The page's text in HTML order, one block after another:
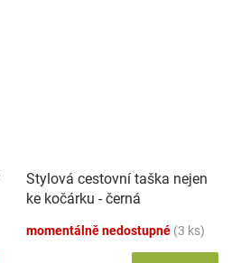
Stylová cestovní taška nejen
ke kočárku - černá
momentálně nedostupné (3 ks)